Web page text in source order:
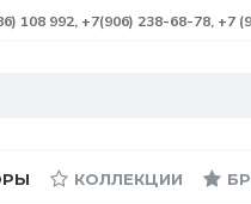
108 992, +7(906) 238-68-78, +7
КОЛЛЕКЦИИ